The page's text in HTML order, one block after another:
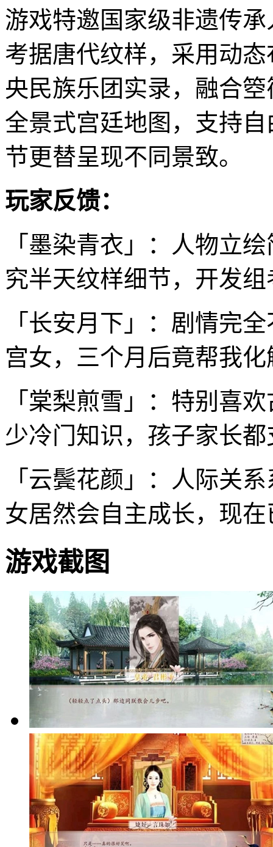
游戏特邀国家级非遗传
考据唐代纹样，采用动
央民族乐团实录，融合
全景式宫廷地图，支持
节更替呈现不同景致。
玩家反馈：
「墨染青衣」：人物立
究半天纹样细节，开发
「长安月下」：剧情完
宫女，三个月后竟帮我
「棠梨煎雪」：特别喜
少冷门知识，孩子家长
「云鬓花颜」：人际关
女居然会自主成长，现
游戏截图